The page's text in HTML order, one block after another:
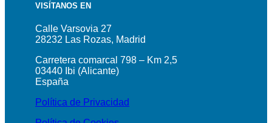
VISÍTANOS EN
Calle Varsovia 27
28232 Las Rozas, Madrid
Carretera comarcal 798 – Km 2,5
03440 Ibi (Alicante)
España
Política de Privacidad